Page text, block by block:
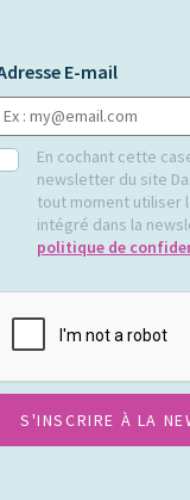
E-mail
En cochant cette
newsletter du site
tout moment utiliser
intégré dans la
politique de